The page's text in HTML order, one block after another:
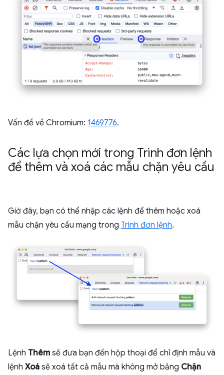
Vấn đề về Chromium: 1469776.
Các lựa chọn mới trong Trình đơn lệnh
để thêm và xoá các mẫu chặn yêu cầu
Giờ đây, bạn có thể nhập các lệnh để thêm hoặc xoá
mẫu chặn yêu cầu mạng trong Trình đơn lệnh.
Lệnh Thêm sẽ đưa bạn đến hộp thoại để chỉ định mẫu và
lệnh Xoá sẽ xoá tất cả mẫu mà không mở bảng Chặn